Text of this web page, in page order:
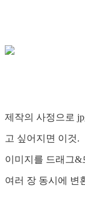
제작의 사정으로
고 싶어지면 이것.
이미지를 드래그&
여러 장 동시에 변